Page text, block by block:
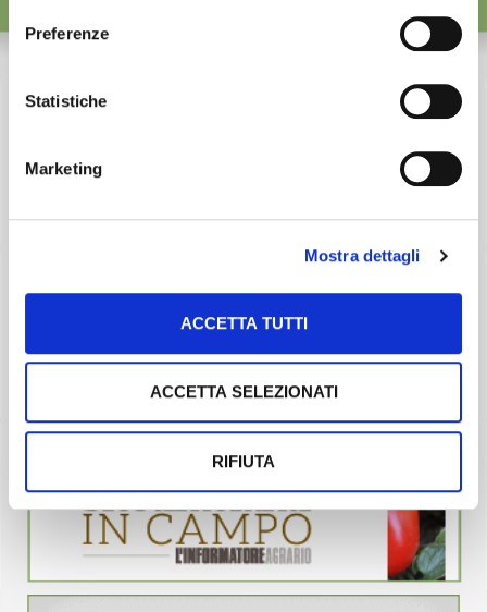
Preferenze
Statistiche
Marketing
Mostra dettagli
ACCETTA TUTTI
ACCETTA SELEZIONATI
RIFIUTA